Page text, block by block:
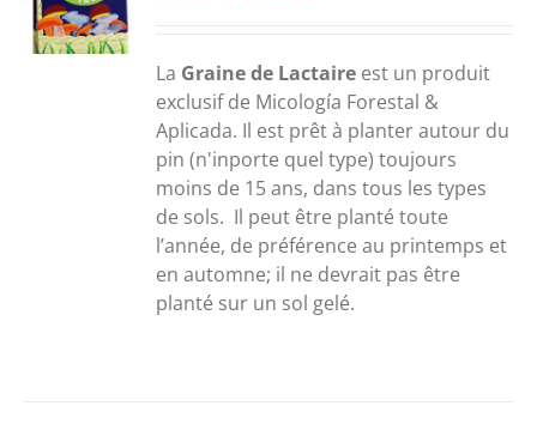
30,00€
à
300,00€
La Graine de Lactaire est un produit
exclusif de Micología Forestal &
Aplicada. Il est prêt à planter autour du
pin (n'inporte quel type) toujours
moins de 15 ans, dans tous les types
de sols. Il peut être planté toute
l’année, de préférence au printemps et
en automne; il ne devrait pas être
planté sur un sol gelé.